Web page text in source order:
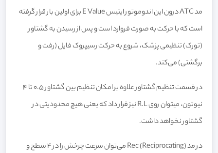
مد ATC درون این اندوموتور ایتیس E Value برای اولین بار قرار گرفته
است که با حرکت به صورت فروارد است و پس از رسیدن به گشتاور
(تورک) تنظیمی پزشک، شروع به حرکت رسیپروک فایل (رفت و
برگشتی) می‌کند.
در قسمت تنظیم گشتاور علاوه بر امکان تنظیم بین گشتاور 0.5 تا 4
نیوتون، میتوان روی R.L نیز قرار داد که یعنی هیچ محدودیتی در
گشتاور نخواهد داشت.
در مد Rec (Reciprocating) می‌توان سرعت چرخش را در 4 سطح و